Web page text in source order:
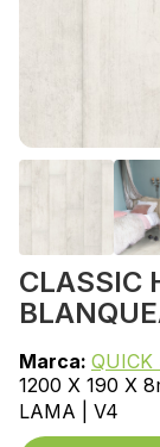
CLASSIC
Marca: QUICK
1200 X 190 X
LAMA | V4